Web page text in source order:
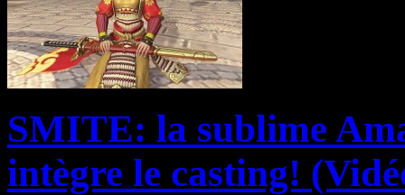
SMITE: la sublime
intègre le casting!